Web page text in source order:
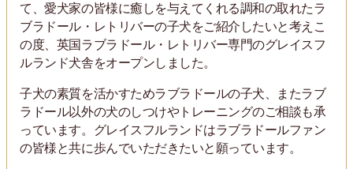
て、愛犬家の皆様に癒しを与えてくれる調和の取れたラ
ブラドール・レトリバーの子犬をご紹介したいと考えこ
の度、英国ラブラドール・レトリバー専門のグレイスフ
ルランド犬舎をオープンしました。
子犬の素質を活かすためラブラドールの子犬、またラブ
ラドール以外の犬のしつけやトレーニングのご相談も承
っています。グレイスフルランドはラブラドールファン
の皆様と共に歩んでいただきたいと願っています。